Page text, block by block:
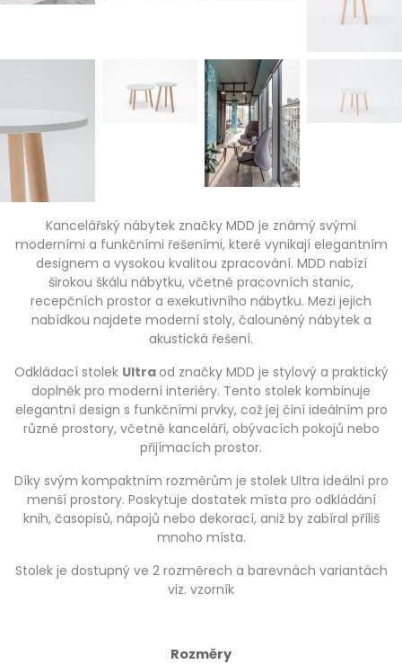
Kancelářský nábytek značky MDD je známý svými
moderními a funkčními řešeními, které vynikají elegantním
designem a vysokou kvalitou zpracování. MDD nabízí
širokou škálu nábytku, včetně pracovních stanic,
recepčních prostor a exekutivního nábytku. Mezi jejich
nabídkou najdete moderní stoly, čalouněný nábytek a
akustická řešení.
Odkládací stolek Ultra od značky MDD je stylový a praktický
doplněk pro moderní interiéry. Tento stolek kombinuje
elegantní design s funkčními prvky, což jej činí ideálním pro
různé prostory, včetně kanceláří, obývacích pokojů nebo
přijímacích prostor.
Díky svým kompaktním rozměrům je stolek Ultra ideální pro
menší prostory. Poskytuje dostatek místa pro odkládání
knih, časopisů, nápojů nebo dekorací, aniž by zabíral příliš
mnoho místa.
Stolek je dostupný ve 2 rozměrech a barevnách variantách
viz. vzorník
Rozměry